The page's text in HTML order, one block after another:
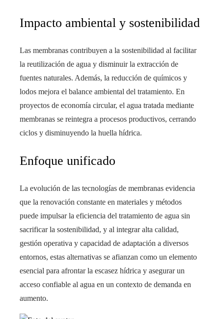
Impacto ambiental y sostenibilidad
Las membranas contribuyen a la sostenibilidad al facilitar
la reutilización de agua y disminuir la extracción de
fuentes naturales. Además, la reducción de químicos y
lodos mejora el balance ambiental del tratamiento. En
proyectos de economía circular, el agua tratada mediante
membranas se reintegra a procesos productivos, cerrando
ciclos y disminuyendo la huella hídrica.
Enfoque unificado
La evolución de las tecnologías de membranas evidencia
que la renovación constante en materiales y métodos
puede impulsar la eficiencia del tratamiento de agua sin
sacrificar la sostenibilidad, y al integrar alta calidad,
gestión operativa y capacidad de adaptación a diversos
entornos, estas alternativas se afianzan como un elemento
esencial para afrontar la escasez hídrica y asegurar un
acceso confiable al agua en un contexto de demanda en
aumento.